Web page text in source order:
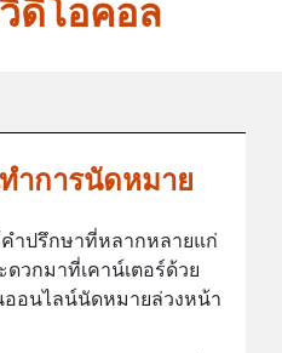
ดีโอคอล
ำการนัดหมาย
ำปรึกษาที่หลากหลายแก่
วกมาที่เคาน์เตอร์ด้วย
ออนไลน์นัดหมายล่วงหน้า